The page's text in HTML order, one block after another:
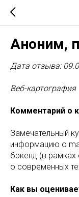
Аноним,
Дата отзыва:
Веб-картография
Комментарий о
Замечательный
информацию о
бэкенд (в рамках
о современных
Как вы